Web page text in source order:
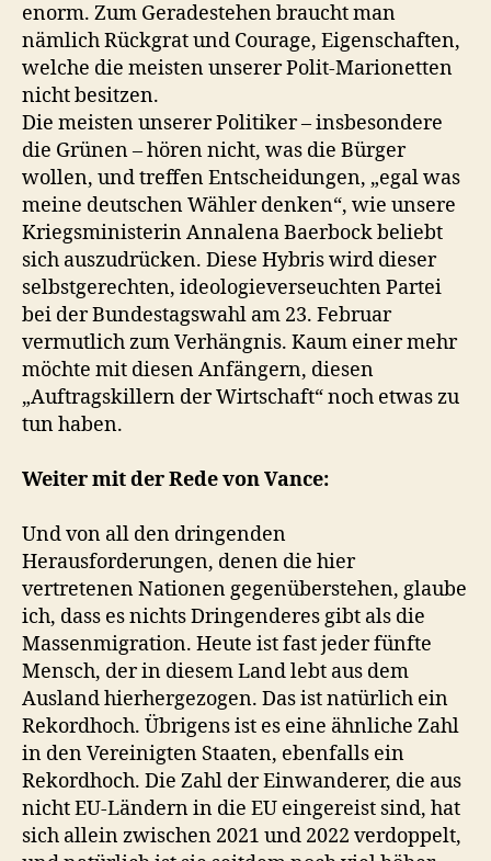
enorm. Zum Geradestehen braucht man
nämlich Rückgrat und Courage, Eigenschaften,
welche die meisten unserer Polit-Marionetten
nicht besitzen.
Die meisten unserer Politiker – insbesondere
die Grünen – hören nicht, was die Bürger
wollen, und treffen Entscheidungen, „egal was
meine deutschen Wähler denken“, wie unsere
Kriegsministerin Annalena Baerbock beliebt
sich auszudrücken. Diese Hybris wird dieser
selbstgerechten, ideologieverseuchten Partei
bei der Bundestagswahl am 23. Februar
vermutlich zum Verhängnis. Kaum einer mehr
möchte mit diesen Anfängern, diesen
„Auftragskillern der Wirtschaft“ noch etwas zu
tun haben.
Weiter mit der Rede von Vance:
Und von all den dringenden
Herausforderungen, denen die hier
vertretenen Nationen gegenüberstehen, glaube
ich, dass es nichts Dringenderes gibt als die
Massenmigration. Heute ist fast jeder fünfte
Mensch, der in diesem Land lebt aus dem
Ausland hierhergezogen. Das ist natürlich ein
Rekordhoch. Übrigens ist es eine ähnliche Zahl
in den Vereinigten Staaten, ebenfalls ein
Rekordhoch. Die Zahl der Einwanderer, die aus
nicht EU-Ländern in die EU eingereist sind, hat
sich allein zwischen 2021 und 2022 verdoppelt,